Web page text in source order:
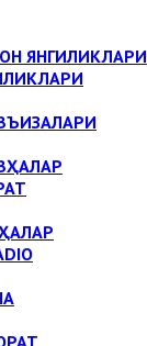
ЯНГИЛИКЛАРИ